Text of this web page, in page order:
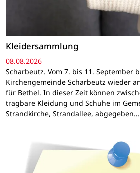
Kleidersammlung
08.08.2026
Scharbeutz. Vom 7. bis 11. September
Kirchengemeinde Scharbeutz wieder
für Bethel. In dieser Zeit können
tragbare Kleidung und Schuhe im
Strandkirche, Strandallee, abgegeben…